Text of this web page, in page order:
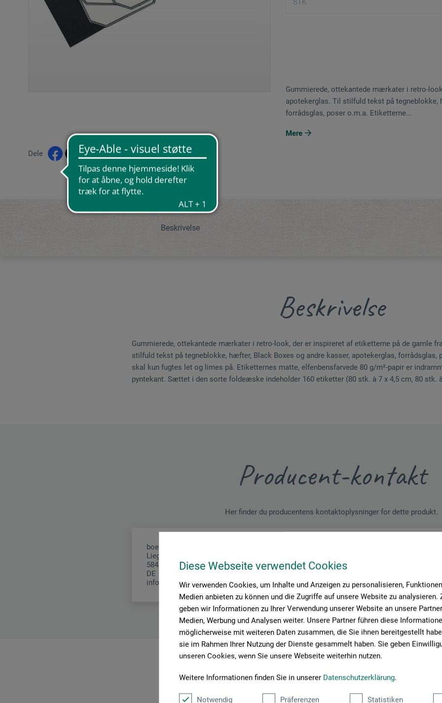
Diese Webseite verwendet Cookies
Wir verwenden Cookies, um Inhalte und Anzeigen zu personalisieren,
Medien anbieten zu können und die Zugriffe auf unsere Website zu analysieren.
geben wir Informationen zu Ihrer Verwendung unserer Website an unsere
Medien, Werbung und Analysen weiter. Unsere Partner führen diese
möglicherweise mit weiteren Daten zusammen, die Sie ihnen bereitgestellt
sie im Rahmen Ihrer Nutzung der Dienste gesammelt haben. Sie geben
unseren Cookies, wenn Sie unsere Webseite weiterhin nutzen.
Weitere Informationen finden Sie in unserer Datenschutzerklärung.
Notwendig Präferenzen Statistiken
Dele
Gummierede, ottekantede mærkater i retro-
apotekerglas. Til stilfuld tekst på tegneblokke,
forrådsglas, poser o.m.a. Etiketterne...
Mere
Beskrivelse
Beskrivelse
Gummierede, ottekantede mærkater i retro-look, der er inspireret af etiketterne på de gamle
stilfuld tekst på tegneblokke, hæfter, Black Boxes og andre kasser, apotekerglas, forrådsglas,
skal kun fugtes let og limes på. Etiketternes matte, elfenbensfarvede 80 g/m²-papir er
pyntekant. Sættet i den sorte foldeæske indeholder 160 etiketter (80 stk. à 7 x 4,5 cm, 80 stk.
Producent-kontakt
Her finder du producentens kontaktoplysninger for dette produkt.
boesner GmbH distribution + logistics
Liegnitzer Str. 17
58454 Witten
DE
info.dl@boesner.com